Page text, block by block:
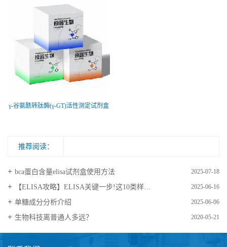
γ-谷氨酰转肽酶(γ-GT)活性测定试剂盒
推荐阅读：
bca蛋白含量elisa试剂盒使用方法 2025-07-18
【ELISA攻略】ELISA关键一步!这10类样品要如何处理? 2025-06-16
​单糖成分分析介绍 2025-06-06
生物科技离普通人多远？ 2020-05-21